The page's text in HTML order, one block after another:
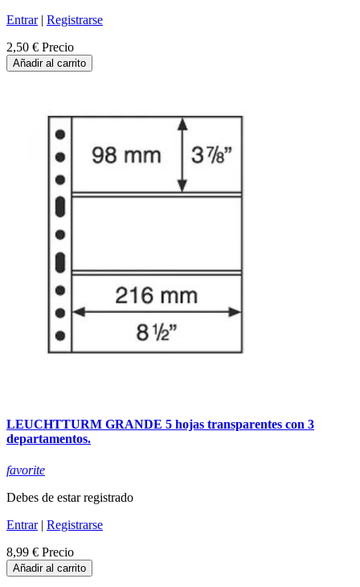
Entrar| Registrarse
2,50 € Precio
Añadir al carrito
LEUCHTTURM GRANDE 5 hojas transparentes con 3
departamentos.
favorite
Debes de estar registrado
Entrar| Registrarse
8,99 € Precio
Añadir al carrito